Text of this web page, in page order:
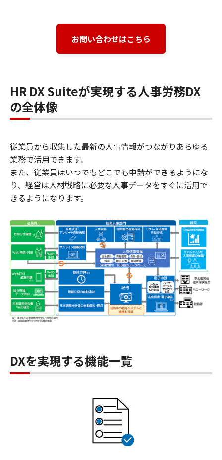
お問い合わせはこちら
HR DX Suiteが実現する人事労務DX
の全体像
従業員から収集した最新の人事情報がつながりあらゆる
業務で活用できます。
また、従業員はいつでもどこでも申請ができるようにな
り、経営は人材戦略に必要な人事データをすぐに活用で
きるようになります。
DXを実現する機能一覧